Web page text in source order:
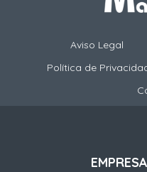
Aviso Legal
Política de